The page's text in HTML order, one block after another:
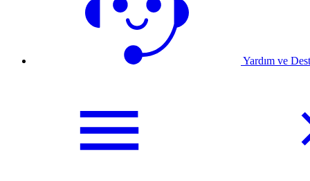
Yardım ve